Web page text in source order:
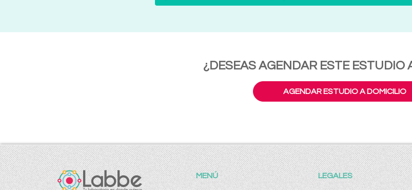
¿DESEAS AGENDAR ESTE ESTUDIO
AGENDAR ESTUDIO A DOMICILIO
MENÚ LEGALES